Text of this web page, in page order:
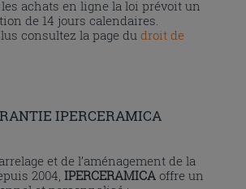
achats en ligne la loi prévoit un
de 14 jours calendaires.
consultez la page dudroit de
IPERCERAMICA
et de l’aménagement de la
2004,IPERCERAMICA offre un